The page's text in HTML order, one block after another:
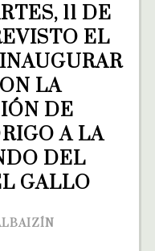
11 DE
EL
LA
DE
A LA
DEL
GALLO